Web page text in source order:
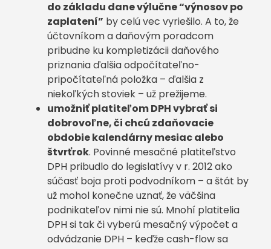
do základu dane výlučne “výnosov po
zaplatení” by celú vec vyriešilo. A to, že
účtovníkom a daňovým poradcom
pribudne ku kompletizácii daňového
priznania ďalšia odpočítateľno-
pripočítateľná položka – ďalšia z
niekoľkých stoviek – už prežijeme.
umožniť platiteľom DPH vybrať si
dobrovoľne, či chcú zdaňovacie
obdobie kalendárny mesiac alebo
štvrťrok. Povinné mesačné platiteľstvo
DPH pribudlo do legislatívy v r. 2012 ako
súčasť boja proti podvodníkom – a štát by
už mohol konečne uznať, že väčšina
podnikateľov nimi nie sú. Mnohí platitelia
DPH si tak či vyberú mesačný výpočet a
odvádzanie DPH – keďže cash-flow sa